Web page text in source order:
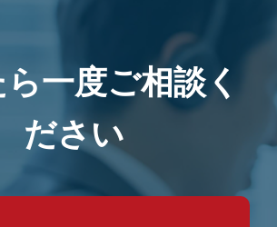
一度ご相談く
ださい